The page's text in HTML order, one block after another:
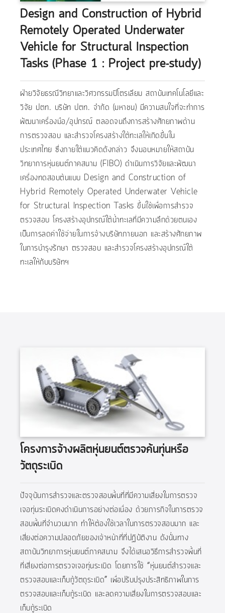
Design and Construction of Hybrid
Remotely Operated Underwater
Vehicle for Structural Inspection
Tasks (Phase 1 : Project pre-study)
ฝ่ายวิจัยธรณีวิทยาและวิศวกรรมปิโตรเลียม สถาบันเทคโนโลยีและ
วิจัย ปตท. บริษัท ปตท. จำกัด (มหาชน) มีความสนใจที่จะทำการ
พัฒนาเครื่องมือ/อุปกรณ์ ตลอดจนถึงการสร้างศักยภาพด้าน
การตรวจสอบ และสำรวจโครงสร้างใต้ทะเลให้เกิดขึ้นใน
ประเทศไทย ซึ่งภายใต้แนวคิดดังกล่าว จึงมอบหมายให้สถาบัน
วิทยาการหุ่นยนต์ภาคสนาม (FIBO) ดำเนินการวิจัยและพัฒนา
เครื่องทดสอบต้นแบบ Design and Construction of
Hybrid Remotely Operated Underwater Vehicle
for Structural Inspection Tasks ขึ้นใช้เพื่อการสำรวจ
ตรวจสอบ โครงสร้างอุปกรณ์ใต้น้ำทะเลที่มีความลึกด้วยตนเอง
เป็นการลดค่าใช้จ่ายในการจ้างบริษัทภายนอก และสร้างศักยภาพ
ในการบำรุงรักษา ตรวจสอบ และสำรวจโครงสร้างอุปกรณ์ใต้
ทะเลให้กับบริษัทฯ
โครงการจ้างผลิตหุ่นยนต์ตรวจค้นทุ่นหรือ
วัตถุระเบิด
ปัจจุบันการสำรวจและตรวจสอบพื้นที่ที่มีความเสี่ยงในการตรวจ
เจอทุ่นระเบิดคงดำเนินการอย่างต่อเนื่อง ด้วยภารกิจในการตรวจ
สอบพื้นที่จำนวนมาก ทำให้ต้องใช้เวลาในการตรวจสอบมาก และ
เสี่ยงต่อความปลอดภัยของเจ้าหน้าที่ที่ปฏิบัติงาน ดังนั้นทาง
สถาบันวิทยาการหุ่นยนต์ภาคสนาม จึงได้เสนอวิธีการสำรวจพื้นที่
ที่เสี่ยงต่อการตรวจเจอทุ่นระเบิด โดยการใช้ “หุ่นยนต์สำรวจและ
ตรวจสอบและเก็บกู้วัตถุระเบิด” เพื่อปรับปรุงประสิทธิภาพในการ
ตรวจสอบและเก็บกู้ระเบิด และลดความเสี่ยงในการตรวจสอบและ
เก็บกู้ระเบิด